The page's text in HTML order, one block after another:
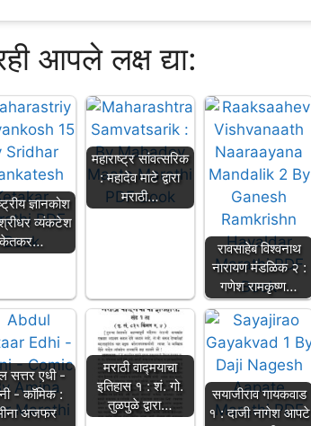
आपले लक्ष द्या:
ज्ञानकोश
व्यंकटेश
महाराष्ट्र सांवत्सरिक
: महादेव माटे द्वारा
मराठी…
रावसाहेब विश्वनाथ
नारायण मंडळिक २ :
गणेश रामकृष्ण…
सत्तर एधी -
- कॉमिक :
अजफर
मराठी वाद्मयाचा
इतिहास १ : शं. गो.
तुळपुळे द्वारा…
सयाजीराव गायकवाड
१ : दाजी नागेश आपटे